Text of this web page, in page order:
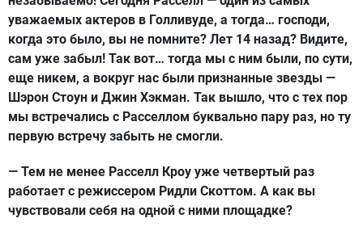
уважаемых актеров в Голливуде, а тогда… господи,
когда это было, вы не помните? Лет 14 назад? Видите,
сам уже забыл! Так вот… тогда мы с ним были, по сути,
еще никем, а вокруг нас были признанные звезды —
Шэрон Стоун и Джин Хэкман. Так вышло, что с тех пор
мы встречались с Расселлом буквально пару раз, но ту
первую встречу забыть не смогли.
— Тем не менее Расселл Кроу уже четвертый раз
работает с режиссером Ридли Скоттом. А как вы
чувствовали себя на одной с ними площадке?